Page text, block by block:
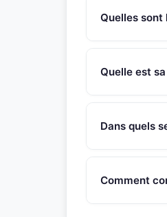
Quelles
administration
Quelle est
SNR Partners
Dans quels
egalement des
Comment